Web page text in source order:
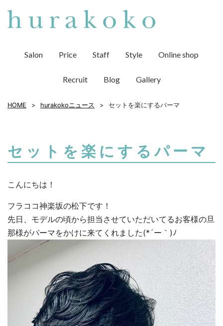
Salon Price Staff Style Online shop
Recruit Blog Gallery
HOME hurakokoニュース セットを楽にするパーマ
セットを楽にするパーマ
こんにちは！
フラココ神楽坂の松下です！
先日、モデルの頃から担当させていただいてるお客様の旦
那様がパーマをかけに来てくれました(*´ー｀)ﾉ